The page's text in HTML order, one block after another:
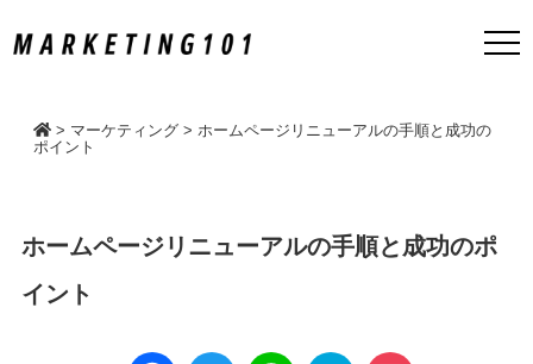
> マーケティング > ホームページリニューアルの手順と成功の
ポイント
ホームページリニューアルの手順と成功のポ
イント